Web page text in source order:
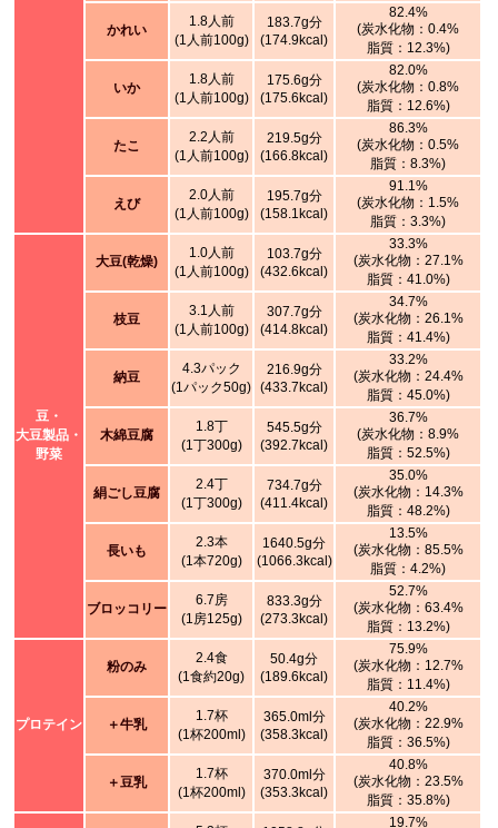
かれい
1.8人前
(1人前100g)
183.7g分
(174.9kcal)
82.4%
(炭水化物：0.4%
脂質：12.3%)
いか
1.8人前
(1人前100g)
175.6g分
(175.6kcal)
82.0%
(炭水化物：0.8%
脂質：12.6%)
たこ
2.2人前
(1人前100g)
219.5g分
(166.8kcal)
86.3%
(炭水化物：0.5%
脂質：8.3%)
えび
2.0人前
(1人前100g)
195.7g分
(158.1kcal)
91.1%
(炭水化物：1.5%
脂質：3.3%)
豆・
大豆製品・
野菜
大豆(乾燥)
1.0人前
(1人前100g)
103.7g分
(432.6kcal)
33.3%
(炭水化物：27.1%
脂質：41.0%)
枝豆
3.1人前
(1人前100g)
307.7g分
(414.8kcal)
34.7%
(炭水化物：26.1%
脂質：41.4%)
納豆
4.3パック
(1パック50g)
216.9g分
(433.7kcal)
33.2%
(炭水化物：24.4%
脂質：45.0%)
木綿豆腐
1.8丁
(1丁300g)
545.5g分
(392.7kcal)
36.7%
(炭水化物：8.9%
脂質：52.5%)
絹ごし豆腐
2.4丁
(1丁300g)
734.7g分
(411.4kcal)
35.0%
(炭水化物：14.3%
脂質：48.2%)
長いも
2.3本
(1本720g)
1640.5g分
(1066.3kcal)
13.5%
(炭水化物：85.5%
脂質：4.2%)
ブロッコリー
6.7房
(1房125g)
833.3g分
(273.3kcal)
52.7%
(炭水化物：63.4%
脂質：13.2%)
プロテイン
粉のみ
2.4食
(1食約20g)
50.4g分
(189.6kcal)
75.9%
(炭水化物：12.7%
脂質：11.4%)
＋牛乳
1.7杯
(1杯200ml)
365.0ml分
(358.3kcal)
40.2%
(炭水化物：22.9%
脂質：36.5%)
＋豆乳
1.7杯
(1杯200ml)
370.0ml分
(353.3kcal)
40.8%
(炭水化物：23.5%
脂質：35.8%)
19.7%